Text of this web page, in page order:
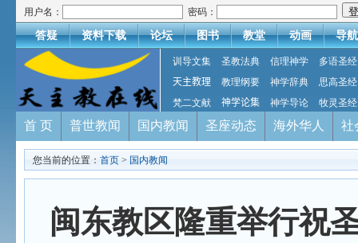
用户名： 密码：
答疑 资料下载 论坛 图书 教堂 动画 导航
训导文集 圣教法典 信理神学
多语圣经
天主教理
教理纲要 神学辞典
思高圣经
梵二文献
神学论集 神学导论 牧灵圣经
首 页 普世教闻 国内教闻 圣座动态 海外华人 社
您当前的位置： 首页 > 国内教闻
闽东教区隆重举行祝